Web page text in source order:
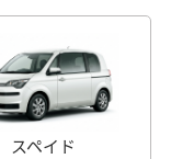
スペイド